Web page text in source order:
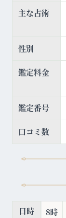
主な占術
性別
鑑定料金
鑑定番号
口コミ数
日時
8時